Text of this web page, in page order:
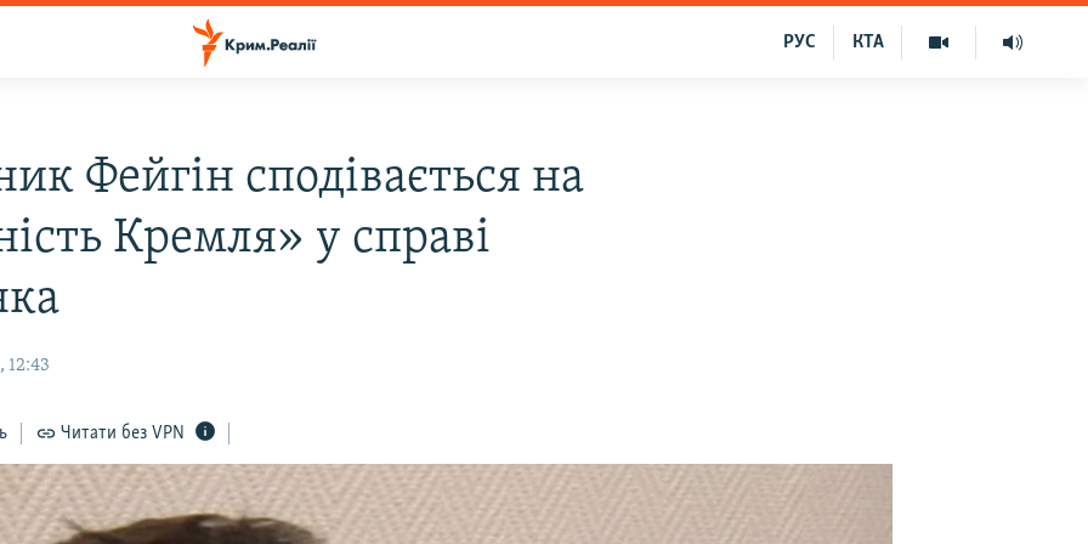
КТА
РУС
Фейгін сподівається на
Кремля» у справі
12:43
Читати без VPN